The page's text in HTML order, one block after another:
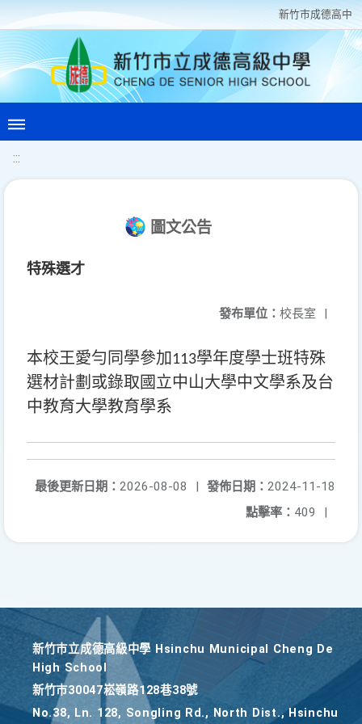
新竹巿成德高中
:::
圖文公告
特殊選才
發布單位： 校長室 |
本校王愛勻同學參加 113學年度學士班特殊
選材計劃或錄取國立中山大學中文學系及台
中教育大學教育學系
發佈日期： 2024-11-18
最後更新日期： 2026-08-08
|
點擊率： 409 |
新竹巿立成德高級中學 Hsinchu Municipal Cheng De
High School
新竹巿30047崧嶺路128巷38號
No.38, Ln. 128, Songling Rd., North Dist., Hsinchu